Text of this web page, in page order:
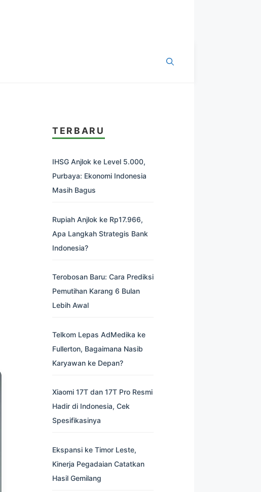
TERBARU
IHSG Anjlok ke Level 5.000,
Purbaya: Ekonomi Indonesia
Masih Bagus
Rupiah Anjlok ke Rp17.966,
Apa Langkah Strategis Bank
Indonesia?
Terobosan Baru: Cara Prediksi
Pemutihan Karang 6 Bulan
Lebih Awal
Telkom Lepas AdMedika ke
Fullerton, Bagaimana Nasib
Karyawan ke Depan?
Xiaomi 17T dan 17T Pro Resmi
Hadir di Indonesia, Cek
Spesifikasinya
Ekspansi ke Timor Leste,
Kinerja Pegadaian Catatkan
Hasil Gemilang